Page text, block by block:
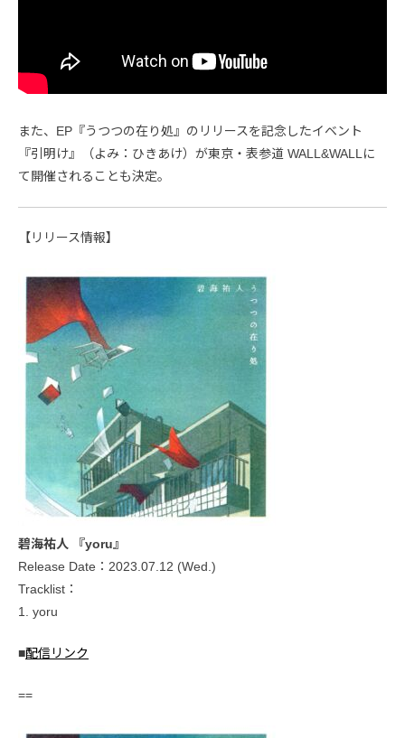
また、EP『うつつの在り処』のリリースを記念したイベント
『引明け』（よみ：ひきあけ）が東京・表参道 WALL&WALLに
て開催されることも決定。
【リリース情報】
碧海祐人 『yoru』
Release Date：2023.07.12 (Wed.)
Tracklist：
1. yoru
■配信リンク
==